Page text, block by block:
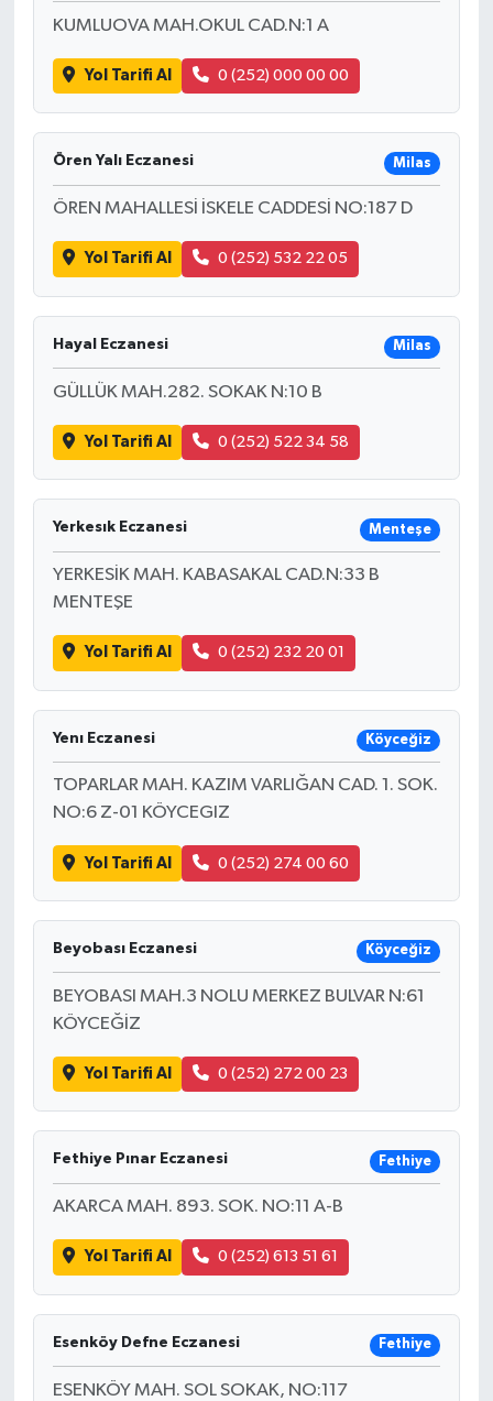
KUMLUOVA MAH.OKUL CAD.N:1 A
Yol Tarifi Al 0 (252) 000 00 00
Ören Yalı Eczanesi Milas
ÖREN MAHALLESİ İSKELE CADDESİ NO:187 D
Yol Tarifi Al 0 (252) 532 22 05
Hayal Eczanesi Milas
GÜLLÜK MAH.282. SOKAK N:10 B
Yol Tarifi Al 0 (252) 522 34 58
Yerkesık Eczanesi Menteşe
YERKESİK MAH. KABASAKAL CAD.N:33 B
MENTEŞE
Yol Tarifi Al 0 (252) 232 20 01
Yenı Eczanesi Köyceğiz
TOPARLAR MAH. KAZIM VARLIĞAN CAD. 1. SOK.
NO:6 Z-01 KÖYCEGIZ
Yol Tarifi Al 0 (252) 274 00 60
Beyobası Eczanesi Köyceğiz
BEYOBASI MAH.3 NOLU MERKEZ BULVAR N:61
KÖYCEĞİZ
Yol Tarifi Al 0 (252) 272 00 23
Fethiye Pınar Eczanesi Fethiye
AKARCA MAH. 893. SOK. NO:11 A-B
Yol Tarifi Al 0 (252) 613 51 61
Esenköy Defne Eczanesi Fethiye
ESENKÖY MAH. SOL SOKAK, NO:117